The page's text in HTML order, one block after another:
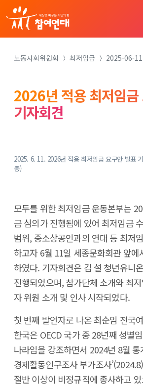
노동사회위원회 최저임금 2025-06-11
2026년 적용 최저임금
기자회견
2025. 6. 11. 2026년 적용 최저임금 요구안 발표
총)
모두를 위한 최저임금 운동본부는
금 심의가 진행됨에 있어 최저임금
범위, 중소상공인과의 연대 등 최저
하고자 6월 11일 세종문화회관 앞에
하였다. 기자회견은 김 설 청년유니
진행되었으며, 참가단체 소개와 최
자 위원 소개 및 인사 시작되었다.
첫 번째 발언자로 나온 최순임 전국
한국은 OECD 국가 중 28년째 성별
나라임을 강조하면서 2024년 8월
경제활동인구조사 부가조사
절반 이상이 비정규직에 종사하고